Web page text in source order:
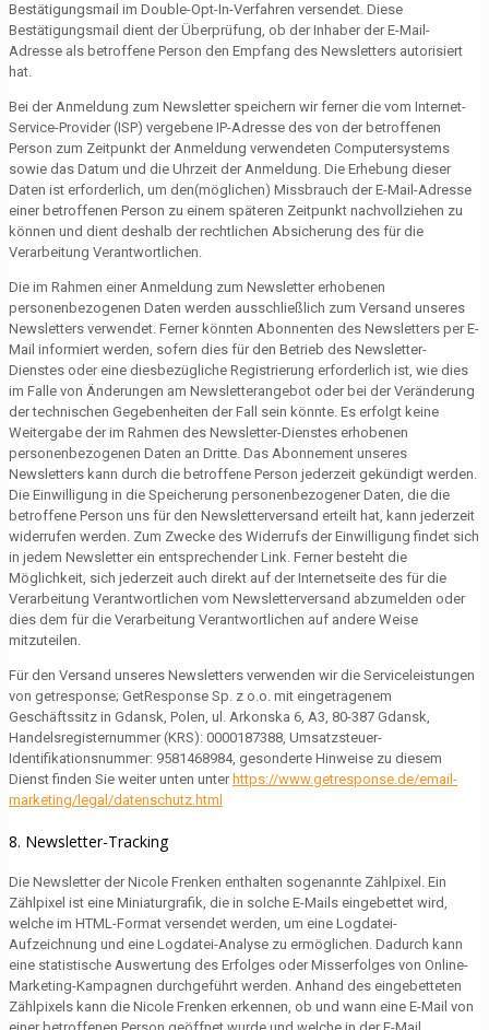
Bestätigungsmail im Double-Opt-In-Verfahren versendet. Diese
Bestätigungsmail dient der Überprüfung, ob der Inhaber der E-Mail-
Adresse als betroffene Person den Empfang des Newsletters autorisiert
hat.
Bei der Anmeldung zum Newsletter speichern wir ferner die vom Internet-
Service-Provider (ISP) vergebene IP-Adresse des von der betroffenen
Person zum Zeitpunkt der Anmeldung verwendeten Computersystems
sowie das Datum und die Uhrzeit der Anmeldung. Die Erhebung dieser
Daten ist erforderlich, um den(möglichen) Missbrauch der E-Mail-Adresse
einer betroffenen Person zu einem späteren Zeitpunkt nachvollziehen zu
können und dient deshalb der rechtlichen Absicherung des für die
Verarbeitung Verantwortlichen.
Die im Rahmen einer Anmeldung zum Newsletter erhobenen
personenbezogenen Daten werden ausschließlich zum Versand unseres
Newsletters verwendet. Ferner könnten Abonnenten des Newsletters per E-
Mail informiert werden, sofern dies für den Betrieb des Newsletter-
Dienstes oder eine diesbezügliche Registrierung erforderlich ist, wie dies
im Falle von Änderungen am Newsletterangebot oder bei der Veränderung
der technischen Gegebenheiten der Fall sein könnte. Es erfolgt keine
Weitergabe der im Rahmen des Newsletter-Dienstes erhobenen
personenbezogenen Daten an Dritte. Das Abonnement unseres
Newsletters kann durch die betroffene Person jederzeit gekündigt werden.
Die Einwilligung in die Speicherung personenbezogener Daten, die die
betroffene Person uns für den Newsletterversand erteilt hat, kann jederzeit
widerrufen werden. Zum Zwecke des Widerrufs der Einwilligung findet sich
in jedem Newsletter ein entsprechender Link. Ferner besteht die
Möglichkeit, sich jederzeit auch direkt auf der Internetseite des für die
Verarbeitung Verantwortlichen vom Newsletterversand abzumelden oder
dies dem für die Verarbeitung Verantwortlichen auf andere Weise
mitzuteilen.
Für den Versand unseres Newsletters verwenden wir die Serviceleistungen
von getresponse; GetResponse Sp. z o.o. mit eingetragenem
Geschäftssitz in Gdansk, Polen, ul. Arkonska 6, A3, 80-387 Gdansk,
Handelsregisternummer (KRS): 0000187388, Umsatzsteuer-
Identifikationsnummer: 9581468984, gesonderte Hinweise zu diesem
Dienst finden Sie weiter unten unter https://www.getresponse.de/email-
marketing/legal/datenschutz.html
8. Newsletter-Tracking
Die Newsletter der Nicole Frenken enthalten sogenannte Zählpixel. Ein
Zählpixel ist eine Miniaturgrafik, die in solche E-Mails eingebettet wird,
welche im HTML-Format versendet werden, um eine Logdatei-
Aufzeichnung und eine Logdatei-Analyse zu ermöglichen. Dadurch kann
eine statistische Auswertung des Erfolges oder Misserfolges von Online-
Marketing-Kampagnen durchgeführt werden. Anhand des eingebetteten
Zählpixels kann die Nicole Frenken erkennen, ob und wann eine E-Mail von